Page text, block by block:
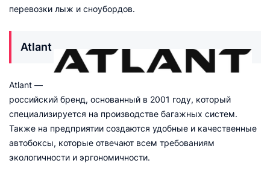
перевозки лыж и сноубордов.
Atlant
Atlant —
российский бренд, основанный в 2001 году, который
специализируется на производстве багажных систем.
Также на предприятии создаются удобные и качественные
автобоксы, которые отвечают всем требованиям
экологичности и эргономичности.